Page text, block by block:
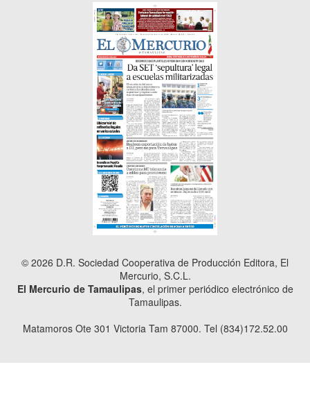
© 2026 D.R. Sociedad Cooperativa de Producción Editora, El
Mercurio, S.C.L.
El Mercurio de Tamaulipas, el primer periódico electrónico de
Tamaulipas.
Matamoros Ote 301 Victoria Tam 87000. Tel (834)172.52.00